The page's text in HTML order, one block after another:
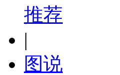
推荐
|
图说